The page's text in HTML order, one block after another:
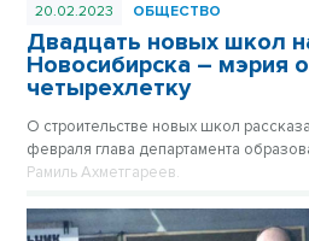
20.02.2023 ОБЩЕСТВО
Двадцать новых школ
Новосибирска – мэрия
четырехлетку
О строительстве новых школ
февраля глава департамента
Рамиль Ахметгареев.